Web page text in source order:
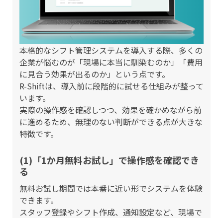
本格的なシフト管理システムを導入する際、多くの
企業が悩むのが「現場に本当に馴染むのか」「費用
に見合う効果が出るのか」という点です。
R-Shiftは、導入前に段階的に試せる仕組みが整って
います。
実際の操作感を確認しつつ、効果を確かめながら前
に進めるため、無理のない判断ができる点が大きな
特徴です。
(1)「1か月無料お試し」で操作感を確認でき
る
無料お試し期間では本番に近い形でシステムを体験
できます。
スタッフ登録やシフト作成、通知設定など、現場で